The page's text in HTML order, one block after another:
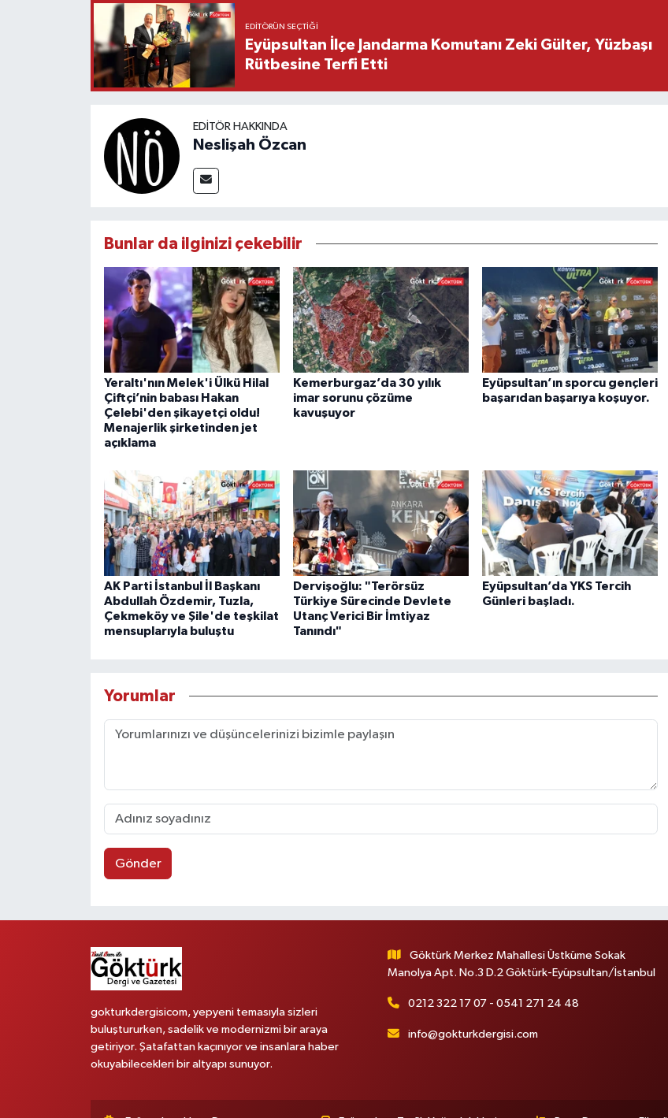
EDITÖRÜN SEÇTIĞI
Eyüpsultan İlçe Jandarma Komutanı Zeki Gülter, Yüzbaşı
Rütbesine Terfi Etti
EDITÖR HAKKINDA
Neslişah Özcan
Bunlar da ilginizi çekebilir
Yeraltı'nın Melek'i Ülkü Hilal
Çiftçi’nin babası Hakan
Çelebi'den şikayetçi oldu!
Menajerlik şirketinden jet
açıklama
Kemerburgaz’da 30 yılık
imar sorunu çözüme
kavuşuyor
Eyüpsultan’ın sporcu gençleri
başarıdan başarıya koşuyor.
AK Parti İstanbul İl Başkanı
Abdullah Özdemir, Tuzla,
Çekmeköy ve Şile'de teşkilat
mensuplarıyla buluştu
Dervişoğlu: "Terörsüz
Türkiye Sürecinde Devlete
Utanç Verici Bir İmtiyaz
Tanındı"
Eyüpsultan’da YKS Tercih
Günleri başladı.
Yorumlar
Gönder
gokturkdergisicom, yepyeni temasıyla sizleri
buluştururken, sadelik ve modernizmi bir araya
getiriyor. Şatafattan kaçınıyor ve insanlara haber
okuyabilecekleri bir altyapı sunuyor.
Göktürk Merkez Mahallesi Üstküme Sokak
Manolya Apt. No.3 D.2 Göktürk-Eyüpsultan/İstanbul
0212 322 17 07 - 0541 271 24 48
info@gokturkdergisi.com